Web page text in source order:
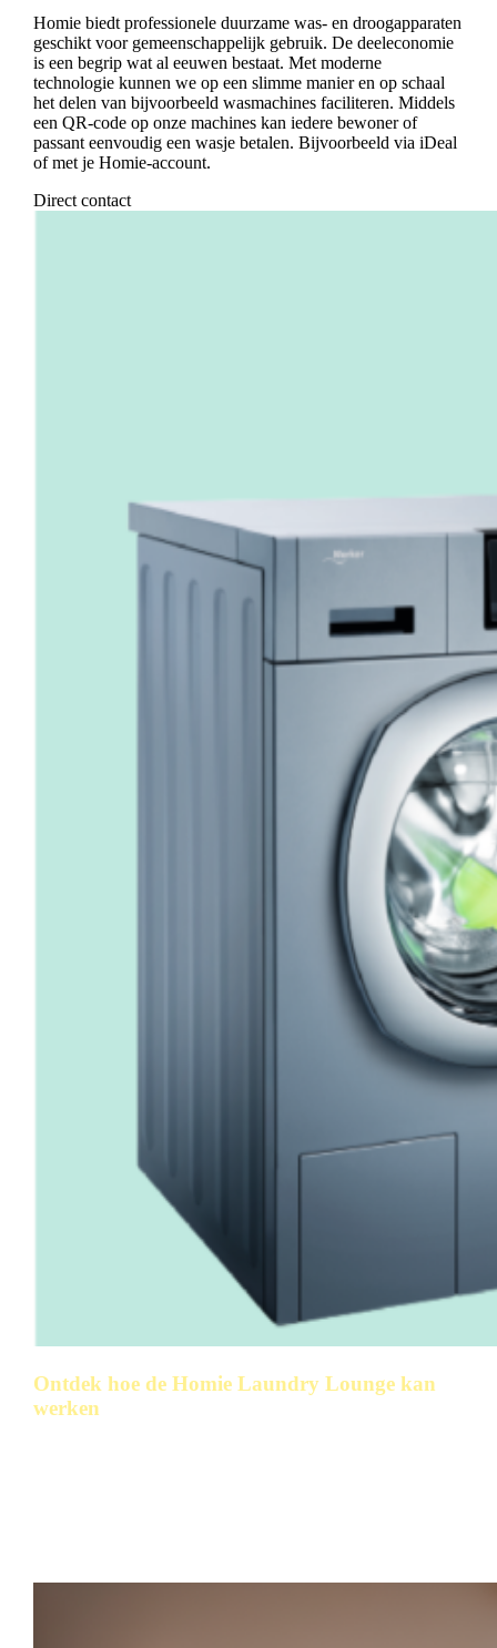
Homie biedt professionele duurzame was- en droogapparaten
geschikt voor gemeenschappelijk gebruik. De deeleconomie
is een begrip wat al eeuwen bestaat. Met moderne
technologie kunnen we op een slimme manier en op schaal
het delen van bijvoorbeeld wasmachines faciliteren. Middels
een QR-code op onze machines kan iedere bewoner of
passant eenvoudig een wasje betalen. Bijvoorbeeld via iDeal
of met je Homie-account.
Direct contact
Ontdek hoe de Homie Laundry Lounge kan
werken